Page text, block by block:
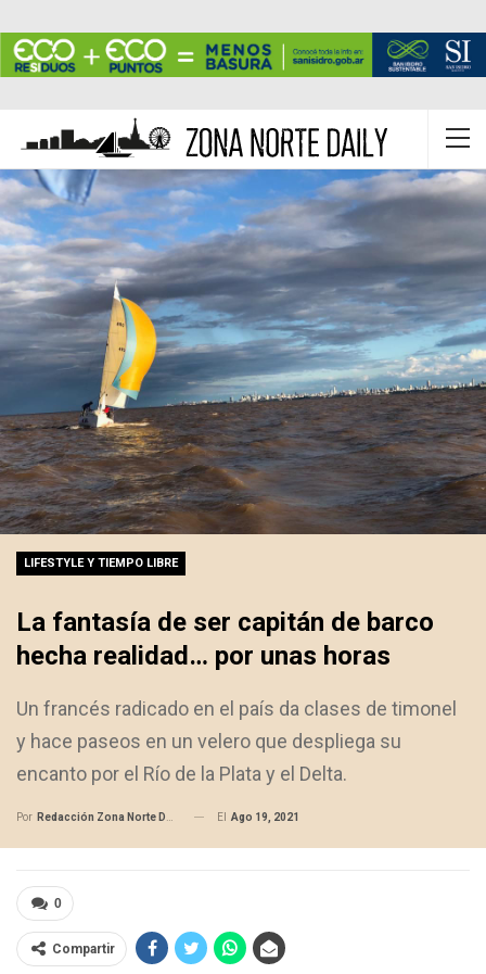
LIFESTYLE Y TIEMPO LIBRE
La fantasía de ser capitán de barco
hecha realidad… por unas horas
Un francés radicado en el país da clases de timonel
y hace paseos en un velero que despliega su
encanto por el Río de la Plata y el Delta.
Por Redacción Zona Norte Daily El Ago 19, 2021
0
Compartir